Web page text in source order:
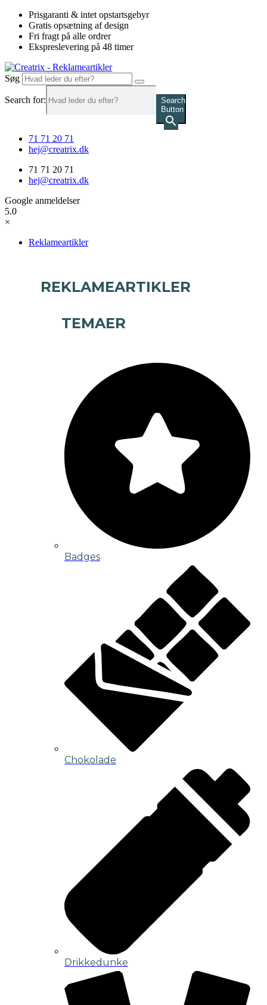
Videre
indhold
Prisgaranti & intet opstartsgebyr
Gratis opsætning af design
Fri fragt på alle ordrer
Ekspreslevering på 48 timer
Søg
Search for:
Search
Button
71 71 20 71
hej@creatrix.dk
71 71 20 71
hej@creatrix.dk
Google anmeldelser
5.0
×
Reklameartikler
REKLAMEARTIKLER
TEMAER
Badges
Chokolade
Drikkedunke